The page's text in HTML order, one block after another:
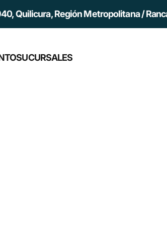
Quilicura, Región Metropolitana /
SUCURSALES